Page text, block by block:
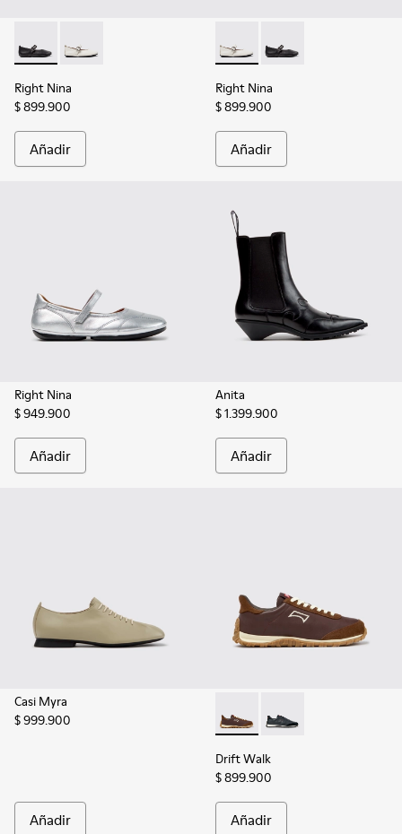
Right Nina - K201962-001 - Bailarinas de piel negras para
Right Nina - K201962-002 - Bailarinas de piel
Right Nina
$ 899.900
Añadir
Right Nina - K201962-002 -
Right Nina -
Right Nina
$ 899.900
Añadir
Right Nina
$ 949.900
Añadir
Anita
$ 1.399.900
Añadir
Casi Myra
$ 999.900
Añadir
Drift Walk - K201885-006 -
Drift Walk -
Drift Walk
$ 899.900
Añadir